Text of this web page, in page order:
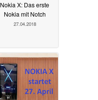
Nokia X: Das erste
Nokia mit Notch
27.04.2018